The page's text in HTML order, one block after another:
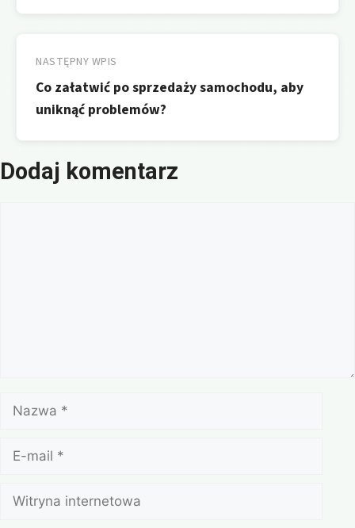
NASTĘPNY WPIS
Co załatwić po sprzedaży samochodu, aby
uniknąć problemów?
Dodaj komentarz
Nazwa
mail
Witryna
internetowa